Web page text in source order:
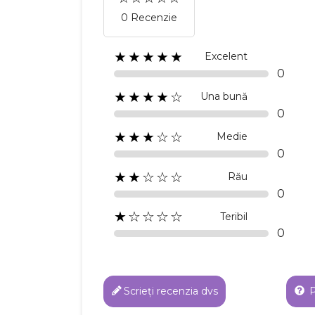
0 Recenzie
★★★★★ Excelent
0
★★★★☆ Una bună
0
★★★☆☆ Medie
0
★★☆☆☆ Rău
0
★☆☆☆☆ Teribil
0
Scrieți recenzia dvs